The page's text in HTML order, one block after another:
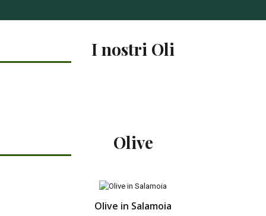
I nostri Oli
Olive
Olive in Salamoia